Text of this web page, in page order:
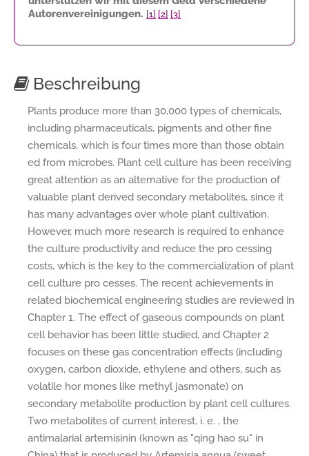
Autorenvereinigungen. [1] [2] [3]
Beschreibung
Plants produce more than 30,000 types of chemicals,
including pharmaceuticals, pigments and other fine
chemicals, which is four times more than those obtain
ed from microbes. Plant cell culture has been receiving
great attention as an alternative for the production of
valuable plant derived secondary metabolites, since it
has many advantages over whole plant cultivation.
However, much more research is required to enhance
the culture productivity and reduce the pro cessing
costs, which is the key to the commercialization of plant
cell culture pro cesses. The recent achievements in
related biochemical engineering studies are reviewed in
Chapter 1. The effect of gaseous compounds on plant
cell behavior has been little studied, and Chapter 2
focuses on these gas concentration effects (including
oxygen, carbon dioxide, ethylene and others, such as
volatile hor mones like methyl jasmonate) on
secondary metabolite production by plant cell cultures.
Two metabolites of current interest, i. e. , the
antimalarial artemisinin (known as "qing hao su" in